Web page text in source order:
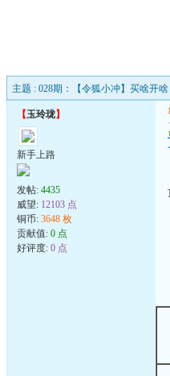
主题 : 028期：【令狐小冲】买啥开
【玉玲珑】
新手上路
发帖: 4435
威望: 12103 点
铜币: 3648 枚
贡献值: 0 点
好评度: 0 点